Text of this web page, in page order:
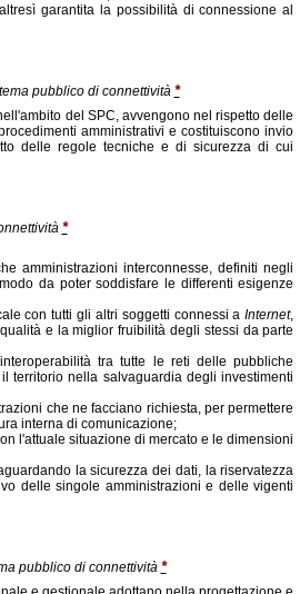
garantita la possibilità di connessione al
pubblico di connettività *
del SPC, avvengono nel rispetto delle
amministrativi e costituiscono invio
delle regole tecniche e di sicurezza di cui
*
amministrazioni interconnesse, definiti negli
da poter soddisfare le differenti esigenze
con tutti gli altri soggetti connessi aInternet,
e la miglior fruibilità degli stessi da parte
tra tutte le reti delle pubbliche
territorio nella salvaguardia degli investimenti
che ne facciano richiesta, per permettere
interna di comunicazione;
l'attuale situazione di mercato e le dimensioni
la sicurezza dei dati, la riservatezza
delle singole amministrazioni e delle vigenti
pubblico di connettività *